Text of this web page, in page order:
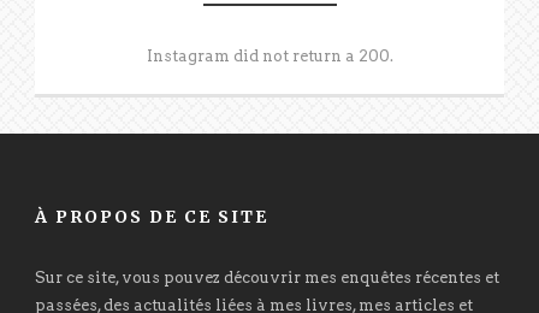
Instagram did not return a 200.
À PROPOS DE CE SITE
Sur ce site, vous pouvez découvrir mes enquêtes récentes et
passées, des actualités liées à mes livres, mes articles et